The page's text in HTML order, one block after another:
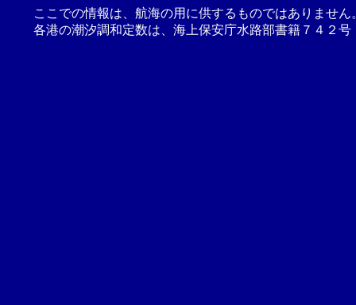
ここでの情報は、航海の用に供するものではありませ
各港の潮汐調和定数は、海上保安庁水路部書籍７４２